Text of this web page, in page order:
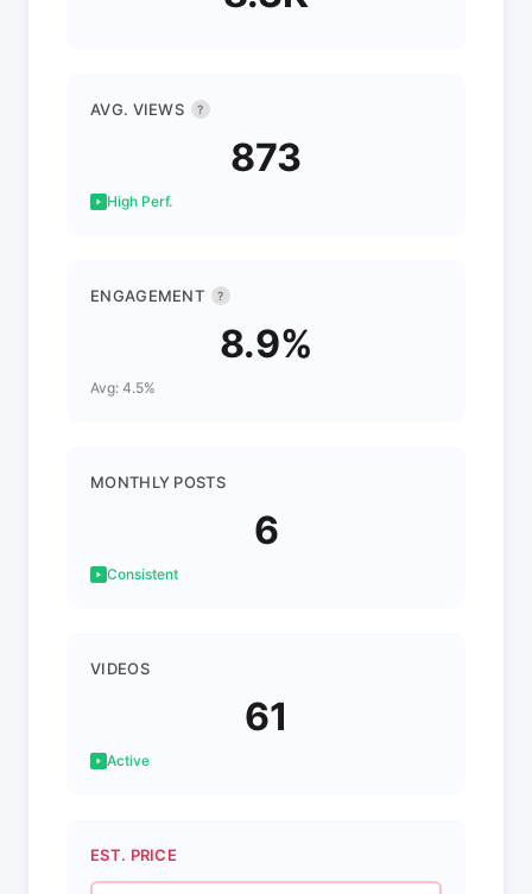
AVG. VIEWS ?
873
High Perf.
ENGAGEMENT ?
8.9%
Avg: 4.5%
MONTHLY POSTS
6
Consistent
VIDEOS
61
Active
EST. PRICE